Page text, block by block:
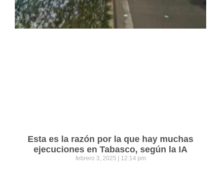
Esta es la razón por la que hay muchas
ejecuciones en Tabasco, según la IA
febrero 3, 2025 12:14 pm